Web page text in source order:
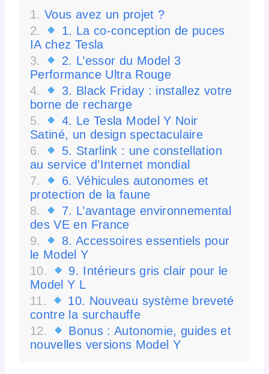
Vous avez un projet ?
1. La co-conception de puces
IA chez Tesla
2. L’essor du Model 3
Performance Ultra Rouge
3. Black Friday : installez votre
borne de recharge
4. Le Tesla Model Y Noir
Satiné, un design spectaculaire
5. Starlink : une constellation
au service d’Internet mondial
6. Véhicules autonomes et
protection de la faune
7. L’avantage environnemental
des VE en France
8. Accessoires essentiels pour
le Model Y
9. Intérieurs gris clair pour le
Model Y L
10. Nouveau système breveté
contre la surchauffe
Bonus : Autonomie, guides et
nouvelles versions Model Y